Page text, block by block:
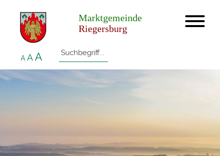
Marktgemeinde
Riegersburg
A AA